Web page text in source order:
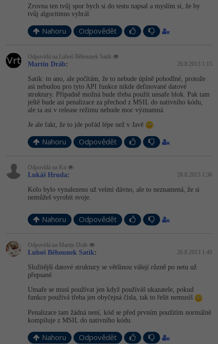
Zrovna ten tvůj spor bych si do testu napsal a myslím si, že by
tvůj algoritmus vyhrál.
Nahoru Odpovědět
Odpovídá na Luboš Běhounek Satik
Martin Dráb: 26.8.2013 1:15
Satik: to ano, ale počítám, že to nebude úplně pohodlné, protože
asi nebudou pro tyto API funkce nikde definované datové
struktury. Případně možná bude třeba použít unsafe blok. Pak tam
ještě bude asi penalizace za přechod z MSIL do nativního kódu,
ale ta asi v release režimu nebude moc významná.
Je ale fakt, že to jde pořád lépe než v Javě
Nahoru Odpovědět
Odpovídá na Kit
Lukáš Hruda: 26.8.2013 1:36
Kolo bylo vynalezeno už velmi dávno, ale to neznamená, že si
nemůžeš vyrobit svoje.
Nahoru Odpovědět
Odpovídá na Martin Dráb
Luboš Běhounek Satik: 26.8.2013 1:40
Složitější datové struktury se většinou válejí různě po netu už
přepsané.
Unsafe se musí používat jen když používáš ukazatele, pokud
funkce používá třeba jen obyčejná čísla, tak to řešit nemusíš
Penalizace tam žádná není, kód se před prvním použitím normálně
kompiluje z MSIL do nativního kódu.
Nahoru Odpovědět